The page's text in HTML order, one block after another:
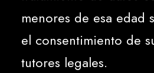
menores de esa edad
el consentimiento de
tutores legales.